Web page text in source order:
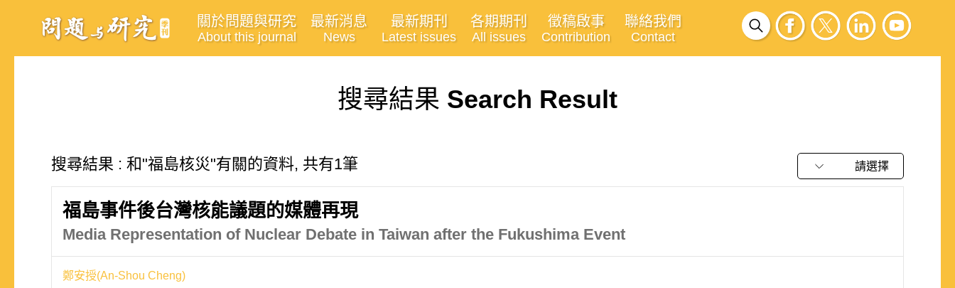
關於問題與研究
About this journal
最新消息
News
最新期刊
Latest issues
各期期刊
All issues
徵稿啟事
Contribution
聯絡我們
Contact
搜尋結果 Search Result
搜尋結果 : 和"福島核災"有關的資料, 共有1筆 請選擇
福島事件後台灣核能議題的媒體再現
Media Representation of Nuclear Debate in Taiwan after the Fukushima Event
鄭安授(An-Shou Cheng)